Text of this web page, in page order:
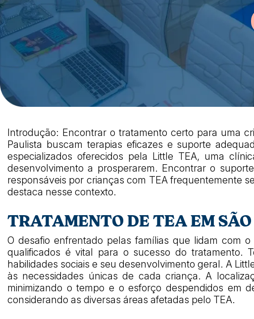
Introdução: Encontrar o tratamento certo para uma
Paulista buscam terapias eficazes e suporte
especializados oferecidos pela Little TEA, uma
desenvolvimento a prosperarem. Encontrar o
responsáveis por crianças com TEA frequentemente
destaca nesse contexto.
TRATAMENTO DE TEA EM
O desafio enfrentado pelas famílias que lidam com
qualificados é vital para o sucesso do tratamento.
habilidades sociais e seu desenvolvimento geral. A
às necessidades únicas de cada criança. A
minimizando o tempo e o esforço despendidos em
considerando as diversas áreas afetadas pelo TEA.